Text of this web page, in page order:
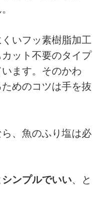
いフッ素樹脂加工
ット不要のタイプ
ます。そのかわ
めのコツは手を抜
ら、魚のふり塩は必
ンプルでいい、と